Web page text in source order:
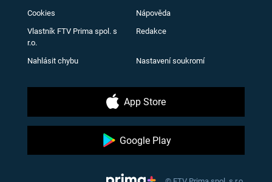
Cookies Nápověda
Vlastník FTV Prima spol. s
r.o.
Redakce
Nahlásit chybu Nastavení soukromí
App Store
Google Play